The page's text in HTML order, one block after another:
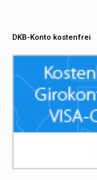
DKB-Konto kostenfrei